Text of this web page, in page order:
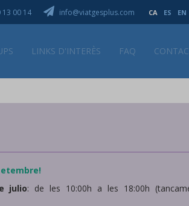
00 14 info@viatgesplus.com CA ES EN
LINKS D'INTERÈS FAQ
julio: de les 10:00h a les 18:00h